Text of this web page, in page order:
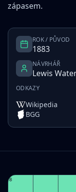
zápasem.
ROK / PŮVOD
1883
NÁVRHÁŘ
Lewis
ODKAZY
Wikipedia
BGG